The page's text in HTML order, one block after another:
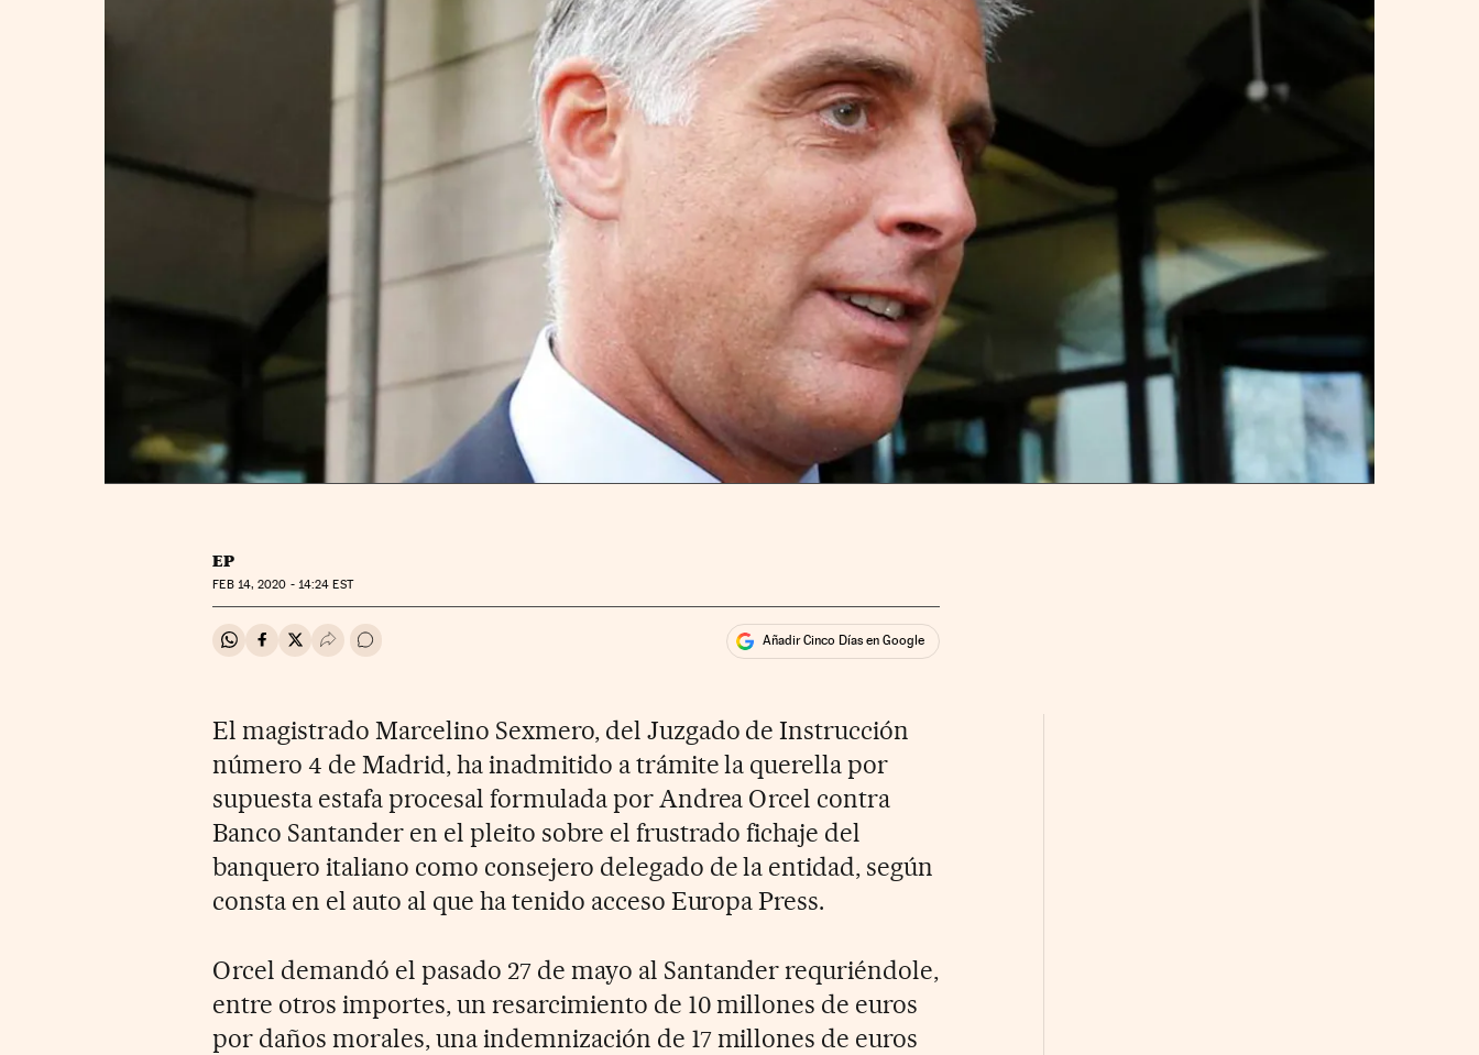
EP
FEB14, 2020 - 14:24 EST
Compartir en Whatsapp
Compartir en Facebook
Compartir en Twitter
Desplegar Redes Sociales
Ir a los comentarios Añadir Cinco Días en Google
El magistrado Marcelino Sexmero, del Juzgado de Instrucción
número 4 de Madrid, ha inadmitido a trámite la querella por
supuesta estafa procesal formulada por Andrea Orcel contra
Banco Santander en el pleito sobre el frustrado fichaje del
banquero italiano como consejero delegado de la entidad, según
consta en el auto al que ha tenido acceso Europa Press.
Orcel demandó el pasado 27 de mayo al Santander requriéndole,
entre otros importes, un resarcimiento de 10 millones de euros
por daños morales, una indemnización de 17 millones de euros